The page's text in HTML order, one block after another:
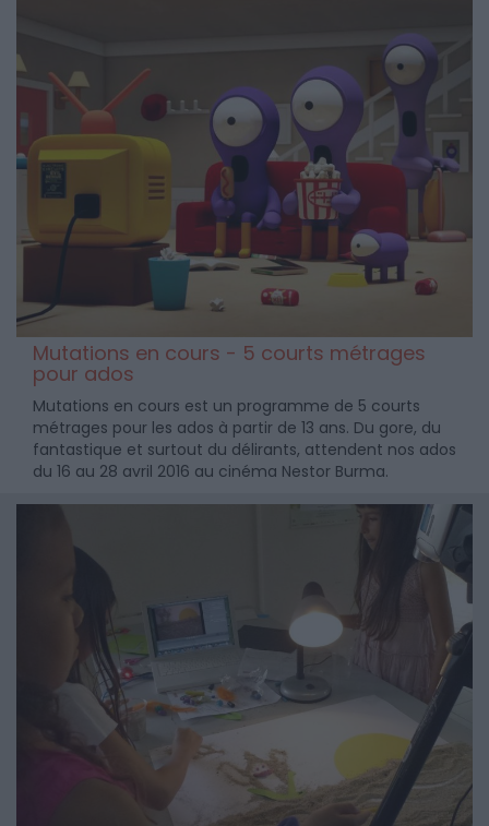
Mutations en cours - 5 courts métrages
pour ados
Mutations en cours est un programme de 5 courts
métrages pour les ados à partir de 13 ans. Du gore, du
fantastique et surtout du délirants, attendent nos ados
du 16 au 28 avril 2016 au cinéma Nestor Burma.